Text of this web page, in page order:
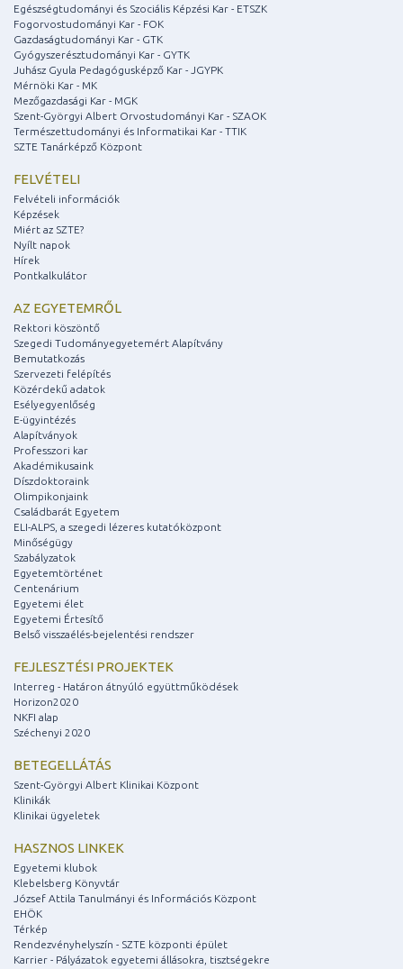
Egészségtudományi és Szociális Képzési Kar - ETSZK
Fogorvostudományi Kar - FOK
Gazdaságtudományi Kar - GTK
Gyógyszerésztudományi Kar - GYTK
Juhász Gyula Pedagógusképző Kar - JGYPK
Mérnöki Kar - MK
Mezőgazdasági Kar - MGK
Szent-Györgyi Albert Orvostudományi Kar - SZAOK
Természettudományi és Informatikai Kar - TTIK
SZTE Tanárképző Központ
FELVÉTELI
Felvételi információk
Képzések
Miért az SZTE?
Nyílt napok
Hírek
Pontkalkulátor
AZ EGYETEMRŐL
Rektori köszöntő
Szegedi Tudományegyetemért Alapítvány
Bemutatkozás
Szervezeti felépítés
Közérdekű adatok
Esélyegyenlőség
E-ügyintézés
Alapítványok
Professzori kar
Akadémikusaink
Díszdoktoraink
Olimpikonjaink
Családbarát Egyetem
ELI-ALPS, a szegedi lézeres kutatóközpont
Minőségügy
Szabályzatok
Egyetemtörténet
Centenárium
Egyetemi élet
Egyetemi Értesítő
Belső visszaélés-bejelentési rendszer
FEJLESZTÉSI PROJEKTEK
Interreg - Határon átnyúló együttműködések
Horizon2020
NKFI alap
Széchenyi 2020
BETEGELLÁTÁS
Szent-Györgyi Albert Klinikai Központ
Klinikák
Klinikai ügyeletek
HASZNOS LINKEK
Egyetemi klubok
Klebelsberg Könyvtár
József Attila Tanulmányi és Információs Központ
EHÖK
Térkép
Rendezvényhelyszín - SZTE központi épület
Karrier - Pályázatok egyetemi állásokra, tisztségekre